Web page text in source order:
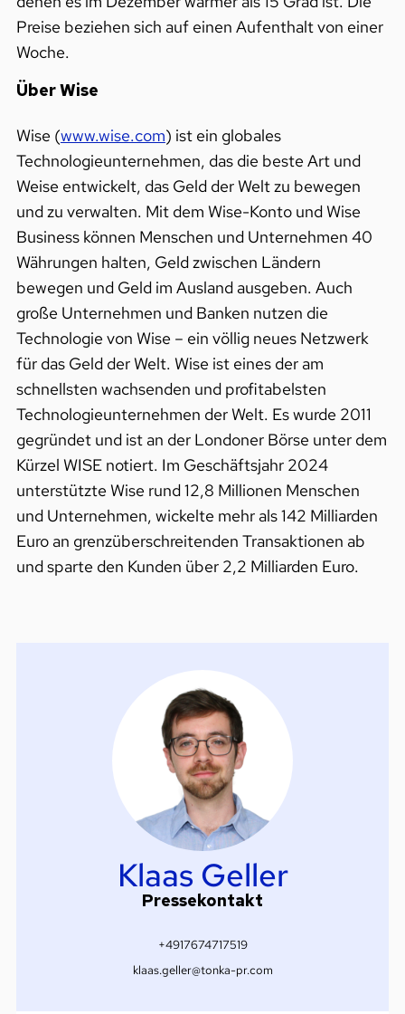
Preise beziehen sich auf einen Aufenthalt von einer
Woche.
Über Wise
Wise (www.wise.com) ist ein globales
Technologieunternehmen, das die beste Art und
Weise entwickelt, das Geld der Welt zu bewegen
und zu verwalten. Mit dem Wise-Konto und Wise
Business können Menschen und Unternehmen 40
Währungen halten, Geld zwischen Ländern
bewegen und Geld im Ausland ausgeben. Auch
große Unternehmen und Banken nutzen die
Technologie von Wise – ein völlig neues Netzwerk
für das Geld der Welt. Wise ist eines der am
schnellsten wachsenden und profitabelsten
Technologieunternehmen der Welt. Es wurde 2011
gegründet und ist an der Londoner Börse unter dem
Kürzel WISE notiert. Im Geschäftsjahr 2024
unterstützte Wise rund 12,8 Millionen Menschen
und Unternehmen, wickelte mehr als 142 Milliarden
Euro an grenzüberschreitenden Transaktionen ab
und sparte den Kunden über 2,2 Milliarden Euro.
Klaas Geller
Pressekontakt
+4917674717519
klaas.geller@tonka-pr.com